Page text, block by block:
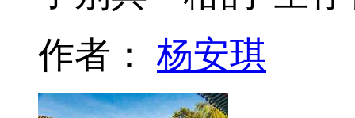
作者： 杨安琪